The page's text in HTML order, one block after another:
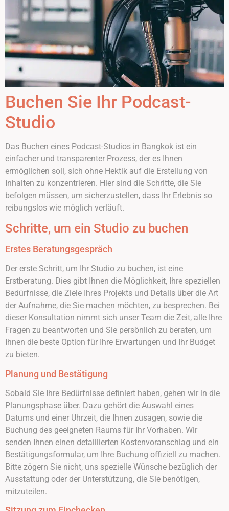
Buchen Sie Ihr Podcast-
Studio
Das Buchen eines Podcast-Studios in Bangkok ist ein
einfacher und transparenter Prozess, der es Ihnen
ermöglichen soll, sich ohne Hektik auf die Erstellung von
Inhalten zu konzentrieren. Hier sind die Schritte, die Sie
befolgen müssen, um sicherzustellen, dass Ihr Erlebnis so
reibungslos wie möglich verläuft.
Schritte, um ein Studio zu buchen
Erstes Beratungsgespräch
Der erste Schritt, um Ihr Studio zu buchen, ist eine
Erstberatung. Dies gibt Ihnen die Möglichkeit, Ihre speziellen
Bedürfnisse, die Ziele Ihres Projekts und Details über die Art
der Aufnahme, die Sie machen möchten, zu besprechen. Bei
dieser Konsultation nimmt sich unser Team die Zeit, alle Ihre
Fragen zu beantworten und Sie persönlich zu beraten, um
Ihnen die beste Option für Ihre Erwartungen und Ihr Budget
zu bieten.
Planung und Bestätigung
Sobald Sie Ihre Bedürfnisse definiert haben, gehen wir in die
Planungsphase über. Dazu gehört die Auswahl eines
Datums und einer Uhrzeit, die Ihnen zusagen, sowie die
Buchung des geeigneten Raums für Ihr Vorhaben. Wir
senden Ihnen einen detaillierten Kostenvoranschlag und ein
Bestätigungsformular, um Ihre Buchung offiziell zu machen.
Bitte zögern Sie nicht, uns spezielle Wünsche bezüglich der
Ausstattung oder der Unterstützung, die Sie benötigen,
mitzuteilen.